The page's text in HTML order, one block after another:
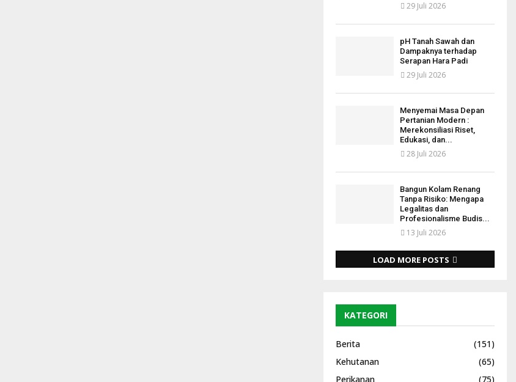
29 Juli 2026
pH Tanah Sawah dan
Dampaknya terhadap
Serapan Hara Padi
29 Juli 2026
Menyemai Masa Depan
Pertanian Modern :
Merekonsiliasi Riset,
Edukasi, dan...
28 Juli 2026
Bangun Kolam Renang
Tanpa Risiko: Mengapa
Legalitas dan
Profesionalisme Budis...
13 Juli 2026
LOAD MORE POSTS
KATEGORI
Berita
(151)
Kehutanan
(65)
Perikanan
(75)